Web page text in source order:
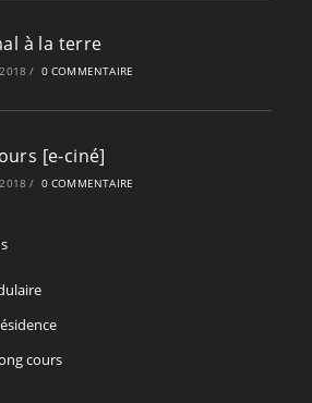
à la terre
/ 0 COMMENTAIRE
[e-ciné]
/ 0 COMMENTAIRE
Opens
new
Opens
coursOpens